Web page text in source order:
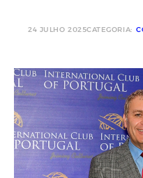
24 JULHO 2025CATEGORIA: